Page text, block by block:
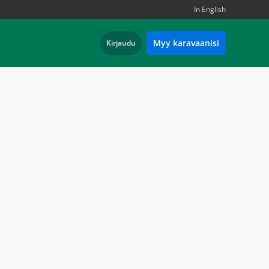
In English
Kirjaudu Myy karavaanisi